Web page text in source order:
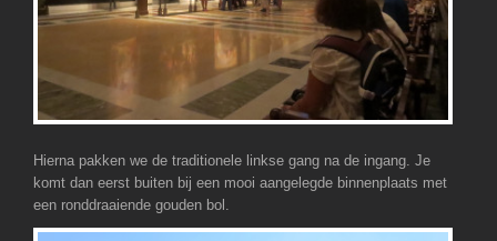
Hierna pakken we de traditionele linkse gang na de ingang. Je
komt dan eerst buiten bij een mooi aangelegde binnenplaats met
een ronddraaiende gouden bol.